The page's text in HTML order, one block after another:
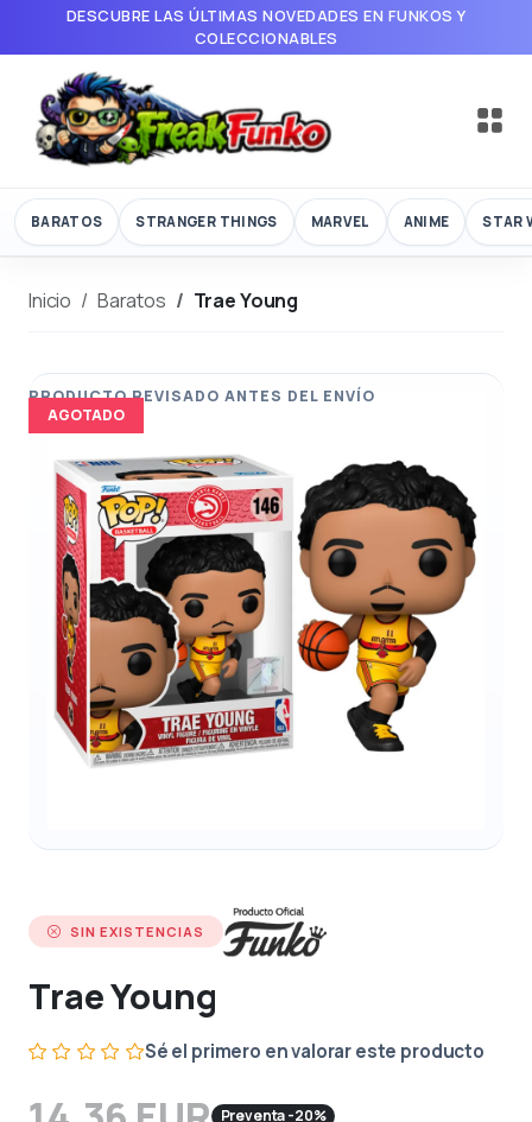
DESCUBRE LAS ÚLTIMAS NOVEDADES EN FUNKOS Y
COLECCIONABLES
BARATOS STRANGER THINGS MARVEL ANIME STAR
Inicio Baratos Trae Young
AGOTADO
SIN EXISTENCIAS
Trae Young
Sé el primero en valorar este producto
Preventa -20%